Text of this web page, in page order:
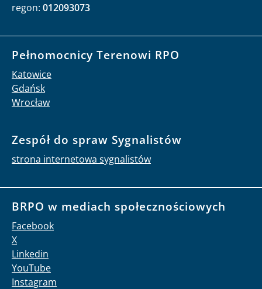
regon: 012093073
Pełnomocnicy Terenowi RPO
Katowice
Gdańsk
Wrocław
Zespół do spraw Sygnalistów
strona internetowa sygnalistów
BRPO w mediach społecznościowych
Facebook
X
Linkedin
YouTube
Instagram